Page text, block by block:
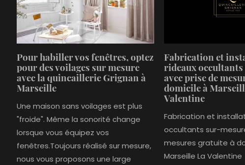
Pour habiller vos fenêtres, optez
pour des voilages sur mesure
avec la quincaillerie Grignan à
Marseille
Une maison sans voilages est plus
"froide". Même la sonorité change
lorsque vous équipez vos
fenêtres.Toujours réalisé sur mesure,
nous vous proposons une large
Fabrication et
rideaux
avec prise de
domicile à
Valentine
Fabrication et
occultants sur-
mesures gratuite à
Marseille La Valentine